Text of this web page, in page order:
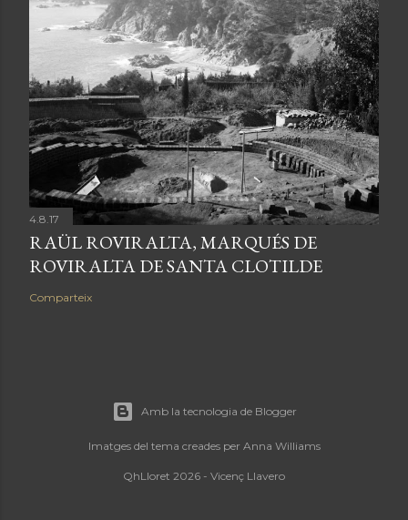
4.8.17
RAÜL ROVIRALTA, MARQUÉS DE
ROVIRALTA DE SANTA CLOTILDE
Comparteix
Amb la tecnologia de Blogger
Imatges del tema creades per Anna Williams
QhLloret 2026 - Vicenç Llavero